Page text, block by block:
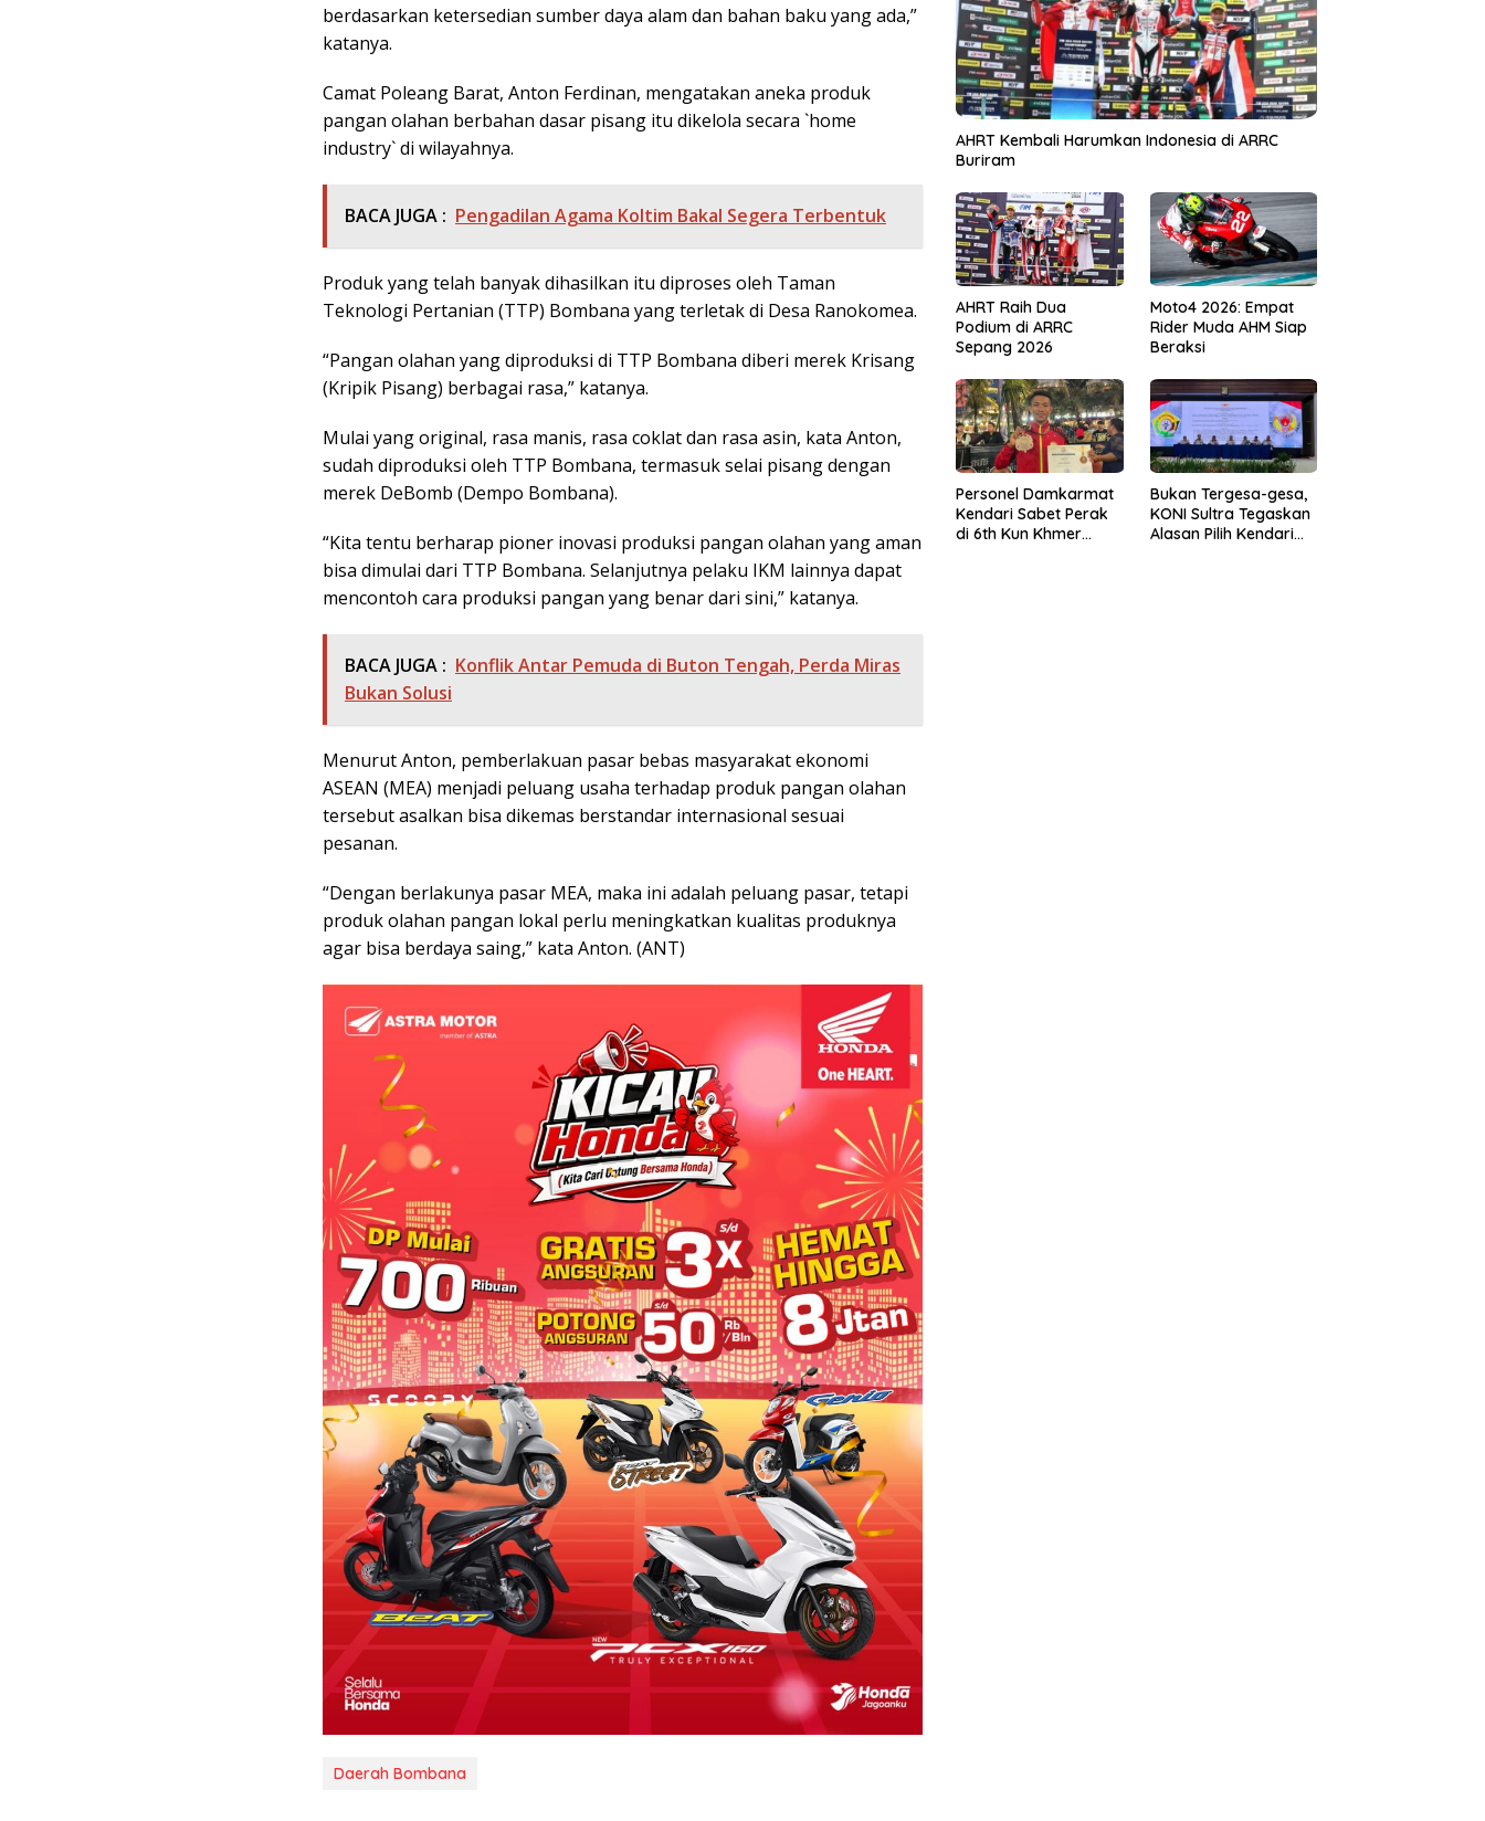
berdasarkan ketersedian sumber daya alam dan bahan baku yang ada,”
katanya.
Camat Poleang Barat, Anton Ferdinan, mengatakan aneka produk
pangan olahan berbahan dasar pisang itu dikelola secara `home
industry` di wilayahnya.
BACA JUGA : Pengadilan Agama Koltim Bakal Segera Terbentuk
Produk yang telah banyak dihasilkan itu diproses oleh Taman
Teknologi Pertanian (TTP) Bombana yang terletak di Desa Ranokomea.
“Pangan olahan yang diproduksi di TTP Bombana diberi merek Krisang
(Kripik Pisang) berbagai rasa,” katanya.
Mulai yang original, rasa manis, rasa coklat dan rasa asin, kata Anton,
sudah diproduksi oleh TTP Bombana, termasuk selai pisang dengan
merek DeBomb (Dempo Bombana).
“Kita tentu berharap pioner inovasi produksi pangan olahan yang aman
bisa dimulai dari TTP Bombana. Selanjutnya pelaku IKM lainnya dapat
mencontoh cara produksi pangan yang benar dari sini,” katanya.
BACA JUGA : Konflik Antar Pemuda di Buton Tengah, Perda Miras
Bukan Solusi
Menurut Anton, pemberlakuan pasar bebas masyarakat ekonomi
ASEAN (MEA) menjadi peluang usaha terhadap produk pangan olahan
tersebut asalkan bisa dikemas berstandar internasional sesuai
pesanan.
“Dengan berlakunya pasar MEA, maka ini adalah peluang pasar, tetapi
produk olahan pangan lokal perlu meningkatkan kualitas produknya
agar bisa berdaya saing,” kata Anton. (ANT)
Daerah Bombana
AHRT Kembali Harumkan Indonesia di ARRC
Buriram
AHRT Raih Dua
Podium di ARRC
Sepang 2026
Moto4 2026: Empat
Rider Muda AHM Siap
Beraksi
Personel Damkarmat
Kendari Sabet Perak
di 6th Kun Khmer
Bukan Tergesa-gesa,
KONI Sultra Tegaskan
Alasan Pilih Kendari